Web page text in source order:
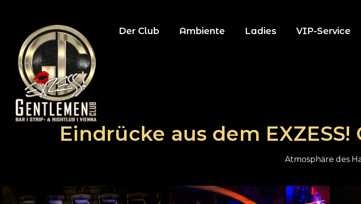
Der Club Ambiente Ladies VIP-Service
Eindrücke aus dem
Atmosphäre des